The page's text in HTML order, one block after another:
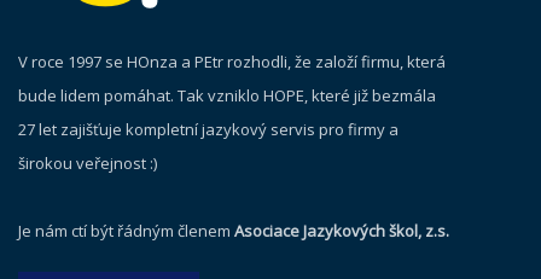
V roce 1997 se HOnza a PEtr rozhodli, že založí firmu, která
bude lidem pomáhat. Tak vzniklo HOPE, které již bezmála
27 let zajišťuje kompletní jazykový servis pro firmy a
širokou veřejnost :)
Je nám ctí být řádným členem Asociace Jazykových škol, z.s.